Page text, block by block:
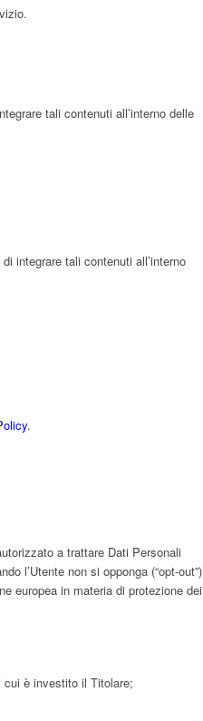
tali contenuti all’interno delle
integrare tali contenuti all’interno
.
a trattare Dati Personali
l’Utente non si opponga (“opt-out”)
europea in materia di protezione dei
cui è investito il Titolare;